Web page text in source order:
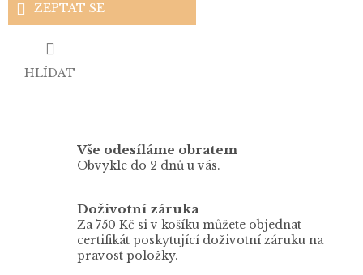
ZEPTAT SE
HLÍDAT
Vše odesíláme obratem
Obvykle do 2 dnů u vás.
Doživotní záruka
Za 750 Kč si v košíku můžete objednat
certifikát poskytující doživotní záruku na
pravost položky.